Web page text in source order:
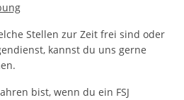
Stellen zur Zeit frei sind oder
kannst du uns gerne
bist, wenn du ein FSJ